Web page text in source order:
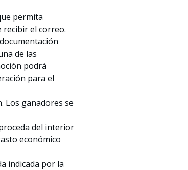
permita
recibir el correo.
de las
podrá
para el
Los ganadores se
del interior
económico
indicada por la